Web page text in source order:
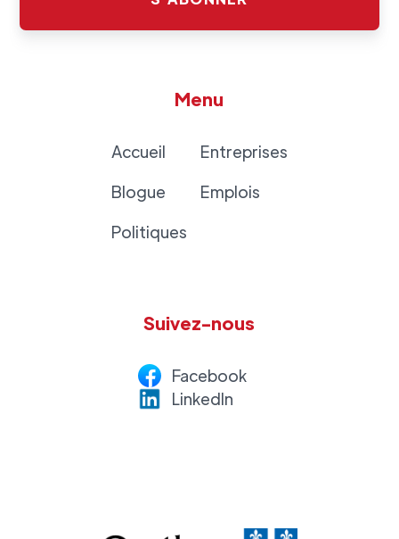
Menu
Accueil
Blogue
Politiques
Entreprises
Emplois
Suivez-nous
Facebook
LinkedIn